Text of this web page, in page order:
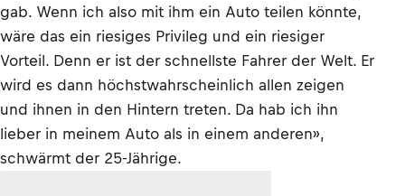
gab. Wenn ich also mit ihm ein Auto teilen könnte,
wäre das ein riesiges Privileg und ein riesiger
Vorteil. Denn er ist der schnellste Fahrer der Welt. Er
wird es dann höchstwahrscheinlich allen zeigen
und ihnen in den Hintern treten. Da hab ich ihn
lieber in meinem Auto als in einem anderen»,
schwärmt der 25-Jährige.